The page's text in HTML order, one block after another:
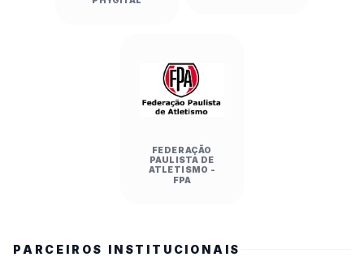
FEDERAÇÃO
PAULISTA DE
ATLETISMO -
FPA
PARCEIROS INSTITUCIONAIS